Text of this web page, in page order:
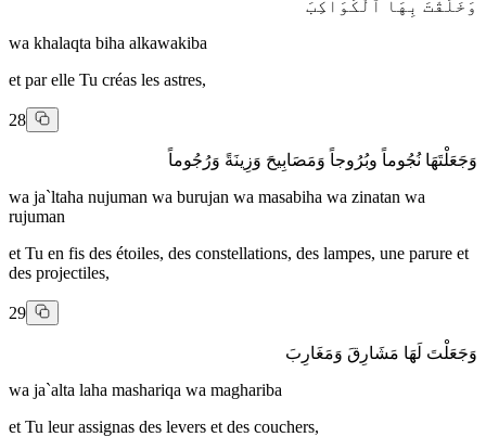
وَخَلَقْتَ بِهَا ٱلْكَوَاكِبَ
wa khalaqta biha alkawakiba
et par elle Tu créas les astres,
28
وَجَعَلْتَهَا نُجُوماً وبُرُوجاً وَمَصَابِيحَ وَزِينَةً وَرُجُوماً
wa ja`ltaha nujuman wa burujan wa masabiha wa zinatan wa
rujuman
et Tu en fis des étoiles, des constellations, des lampes, une parure et
des projectiles,
29
وَجَعَلْتَ لَهَا مَشَارِقَ وَمَغَارِبَ
wa ja`alta laha mashariqa wa maghariba
et Tu leur assignas des levers et des couchers,